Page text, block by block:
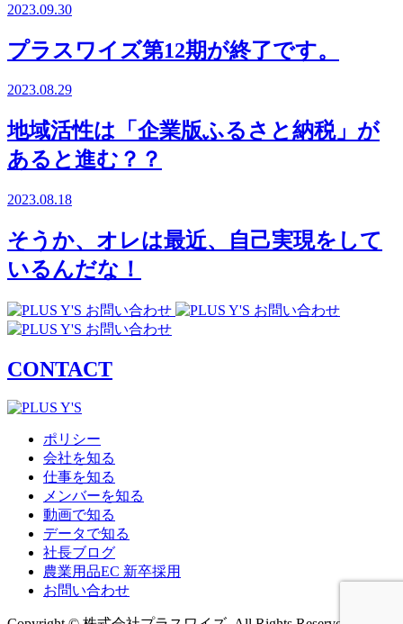
2023.09.30
プラスワイズ第12期が終了です。
2023.08.29
地域活性は「企業版ふるさと納税」が
あると進む？？
2023.08.18
そうか、オレは最近、自己実現をして
いるんだな！
CONTACT
ポリシー
会社を知る
仕事を知る
メンバーを知る
動画で知る
データで知る
社長ブログ
農業用品EC 新卒採用
お問い合わせ